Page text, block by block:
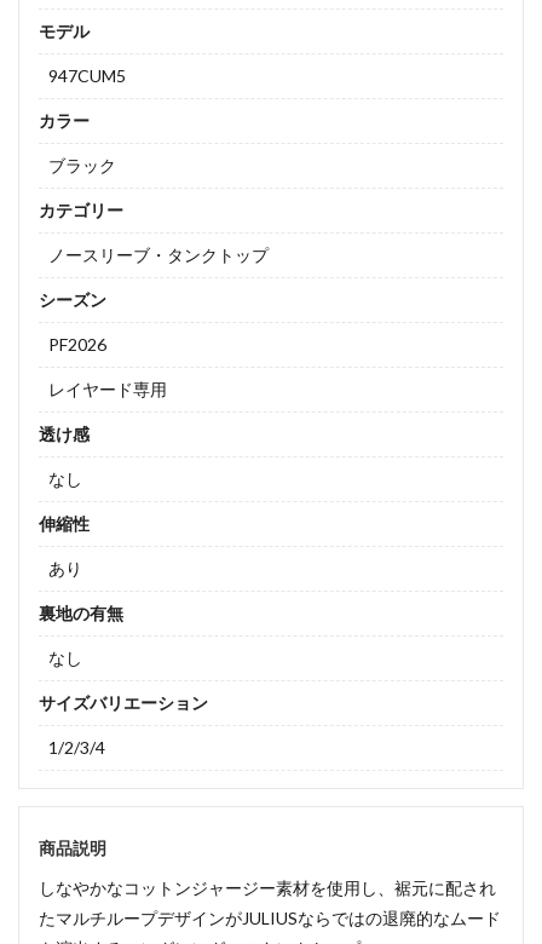
モデル
947CUM5
カラー
ブラック
カテゴリー
ノースリーブ・タンクトップ
シーズン
PF2026
レイヤード専用
透け感
なし
伸縮性
あり
裏地の有無
なし
サイズバリエーション
1/2/3/4
商品説明
しなやかなコットンジャージー素材を使用し、裾元に配され
たマルチループデザインがJULIUSならではの退廃的なムード